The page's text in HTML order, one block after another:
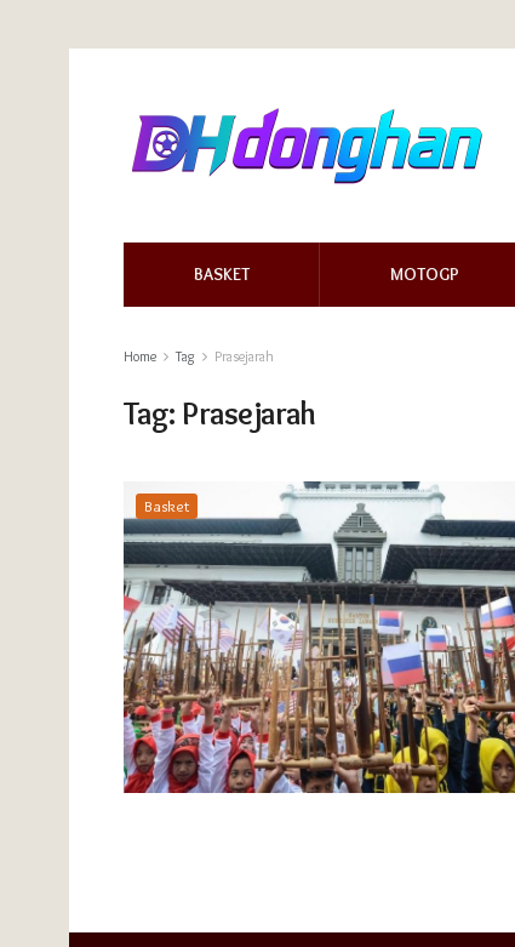
BASKET MOTOGP
Home Tag Prasejarah
Tag: Prasejarah
Basket